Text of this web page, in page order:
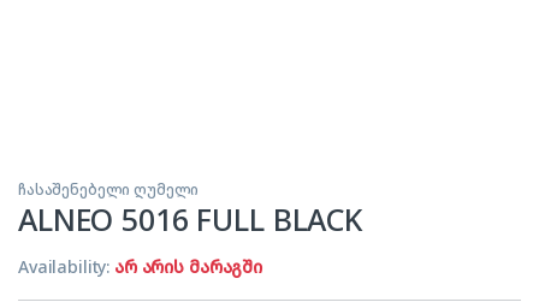
ჩასაშენებელი ღუმელი
ALNEO 5016 FULL BLACK
Availability: არ არის მარაგში